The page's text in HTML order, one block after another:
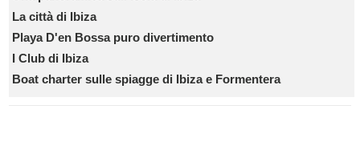
La città di Ibiza
Playa D'en Bossa puro divertimento
I Club di Ibiza
Boat charter sulle spiagge di Ibiza e Formentera